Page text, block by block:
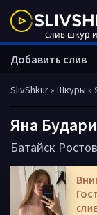
SlivShkur» Шкуры »
Яна
Батайск
Добавить слив